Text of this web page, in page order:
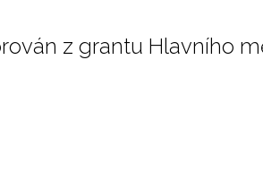
z grantu Hlavního